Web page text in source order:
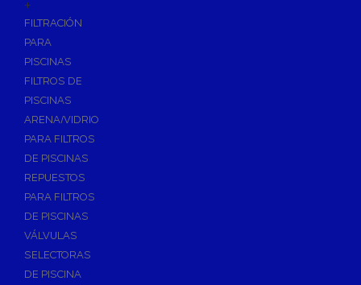
+
FILTRACIÓN
PARA
PISCINAS
FILTROS DE
PISCINAS
ARENA/VIDRIO
PARA FILTROS
DE PISCINAS
REPUESTOS
PARA FILTROS
DE PISCINAS
VÁLVULAS
SELECTORAS
DE PISCINA